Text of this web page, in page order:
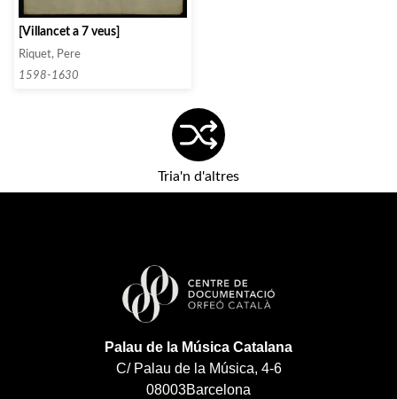
[Villancet a 7 veus]
Riquet, Pere
1598-1630
Tria'n d'altres
Palau de la Música Catalana
C/ Palau de la Música, 4-6
08003Barcelona